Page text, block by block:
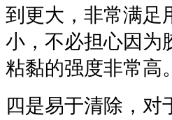
到更大，非常满足
小，不必担心因为
粘黏的强度非常高。
四是易于清除，